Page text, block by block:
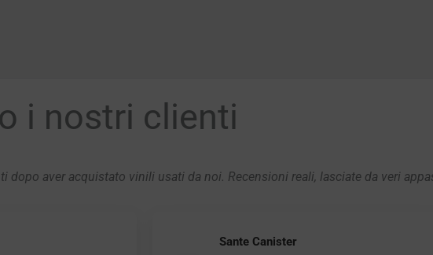
i nostri clienti
dopo aver acquistato vinili usati da noi. Recensioni reali, lasciate da veri
Sante Canister